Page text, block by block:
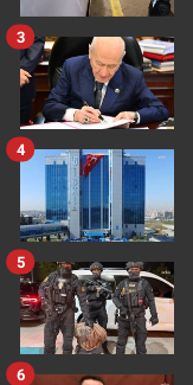
3
4
5
6